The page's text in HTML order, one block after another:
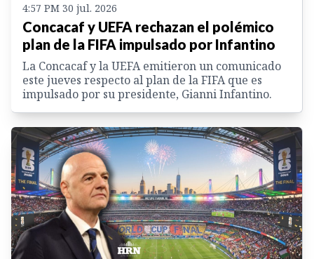
4:57 PM 30 jul. 2026
Concacaf y UEFA rechazan el polémico
plan de la FIFA impulsado por Infantino
La Concacaf y la UEFA emitieron un comunicado
este jueves respecto al plan de la FIFA que es
impulsado por su presidente, Gianni Infantino.